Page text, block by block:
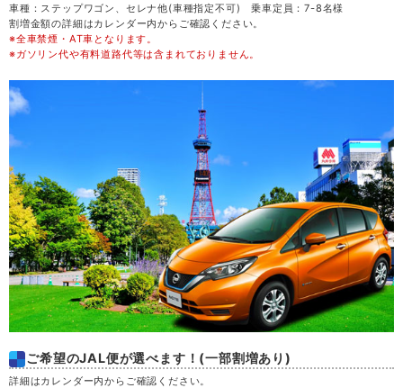
金 21
月 24
火 25
水 26
木 27
金 28
車種：ステップワゴン、セレナ他(車種指定不可) 乗車定員：7-8名様
割増金額の詳細はカレンダー内からご確認ください。
※全車禁煙・AT車となります。
※ガソリン代や有料道路代等は含まれておりません。
ご希望のJAL便が選べます！(一部割増あり)
詳細はカレンダー内からご確認ください。